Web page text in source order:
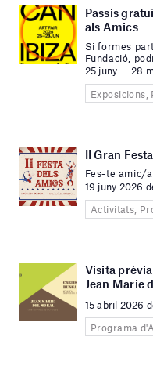
Passis
als Amics
Si formes
Fundació,
25 juny — 28
Exposicions,
II Gran
Fes-te amic/
19 juny 2026
Activitats,
Visita
Jean Marie
15 abril 2026
Programa